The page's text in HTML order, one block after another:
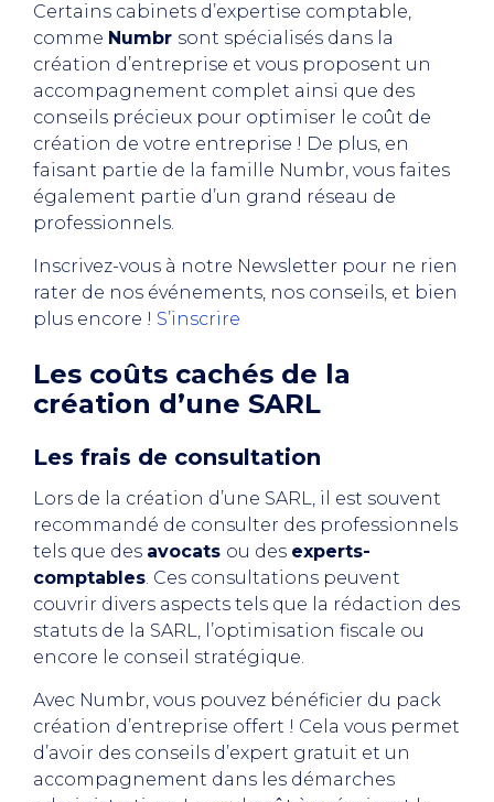
Certains cabinets d’expertise comptable,
comme Numbr sont spécialisés dans la
création d’entreprise et vous proposent un
accompagnement complet ainsi que des
conseils précieux pour optimiser le coût de
création de votre entreprise ! De plus, en
faisant partie de la famille Numbr, vous faites
également partie d’un grand réseau de
professionnels.
Inscrivez-vous à notre Newsletter pour ne rien
rater de nos événements, nos conseils, et bien
plus encore ! S’inscrire
Les coûts cachés de la
création d’une SARL
Les frais de consultation
Lors de la création d’une SARL, il est souvent
recommandé de consulter des professionnels
tels que des avocats ou des experts-
comptables. Ces consultations peuvent
couvrir divers aspects tels que la rédaction des
statuts de la SARL, l’optimisation fiscale ou
encore le conseil stratégique.
Avec Numbr, vous pouvez bénéficier du pack
création d’entreprise offert ! Cela vous permet
d’avoir des conseils d’expert gratuit et un
accompagnement dans les démarches